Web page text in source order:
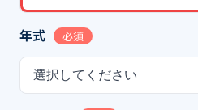
年式 必須
選択してください